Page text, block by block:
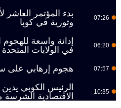
07:26
بدء المؤتمر العاشر
وثورية في كوبا
06:20
إدانة واسعة
في الولايات المتحدة
07:57 هجوم إرهابي على
10:35
الرئيس الكوبي
الاقتصادية